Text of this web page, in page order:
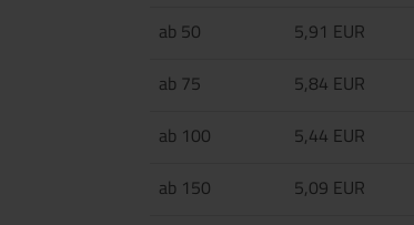
ab 50
5,91 EUR
ab 75
5,84 EUR
ab 100
5,44 EUR
ab 150
5,09 EUR